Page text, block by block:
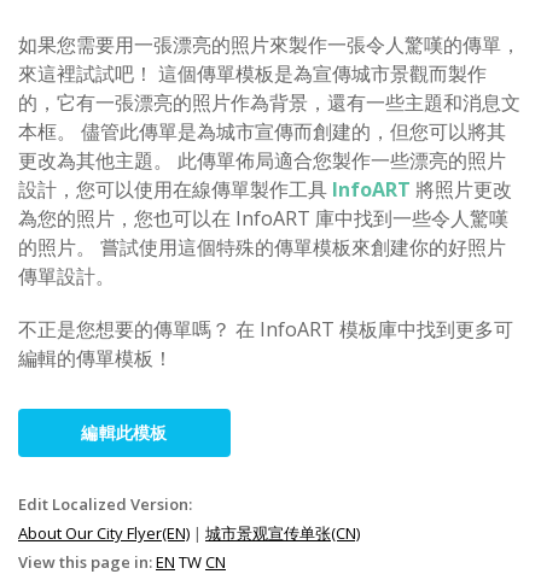
如果您需要用一張漂亮的照片來製作一張令人驚嘆的傳單，
來這裡試試吧！ 這個傳單模板是為宣傳城市景觀而製作
的，它有一張漂亮的照片作為背景，還有一些主題和消息文
本框。 儘管此傳單是為城市宣傳而創建的，但您可以將其
更改為其他主題。 此傳單佈局適合您製作一些漂亮的照片
設計，您可以使用在線傳單製作工具 InfoART 將照片更改
為您的照片，您也可以在 InfoART 庫中找到一些令人驚嘆
的照片。 嘗試使用這個特殊的傳單模板來創建你的好照片
傳單設計。
不正是您想要的傳單嗎？ 在 InfoART 模板庫中找到更多可
編輯的傳單模板！
編輯此模板
Edit Localized Version:
About Our City Flyer(EN) | 城市景观宣传单张(CN)
View this page in:EN TWCN